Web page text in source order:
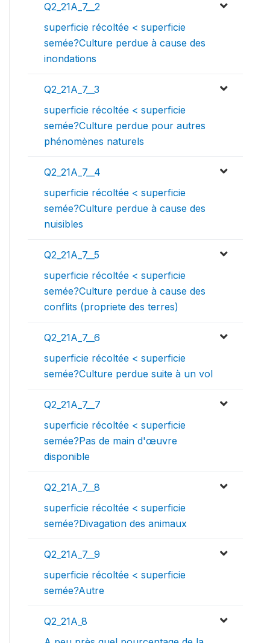
Q2_21A_7__2
superficie récoltée < superficie
semée?Culture perdue à cause des
inondations
Q2_21A_7__3
superficie récoltée < superficie
semée?Culture perdue pour autres
phénomènes naturels
Q2_21A_7__4
superficie récoltée < superficie
semée?Culture perdue à cause des
nuisibles
Q2_21A_7__5
superficie récoltée < superficie
semée?Culture perdue à cause des
conflits (propriete des terres)
Q2_21A_7__6
superficie récoltée < superficie
semée?Culture perdue suite à un vol
Q2_21A_7__7
superficie récoltée < superficie
semée?Pas de main d'œuvre
disponible
Q2_21A_7__8
superficie récoltée < superficie
semée?Divagation des animaux
Q2_21A_7__9
superficie récoltée < superficie
semée?Autre
Q2_21A_8